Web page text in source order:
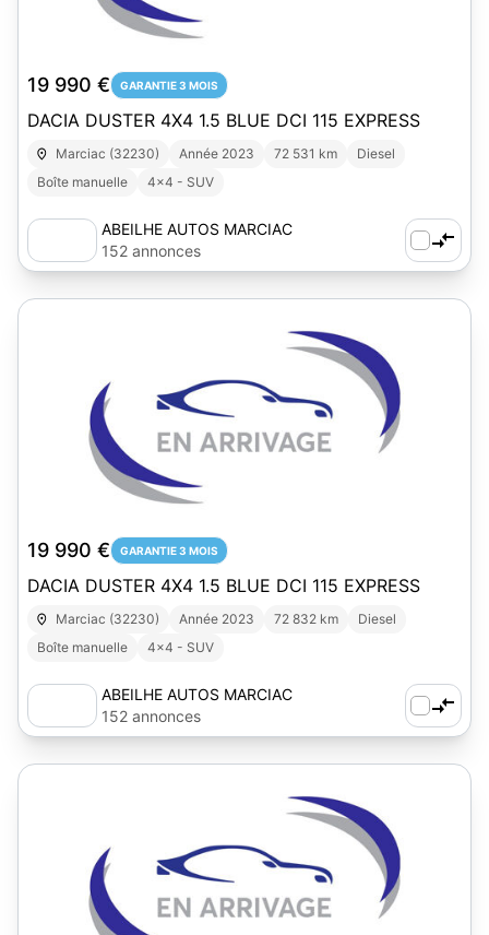
19 990 € GARANTIE 3 MOIS
DACIA DUSTER 4X4 1.5 BLUE DCI 115 EXPRESS
Marciac (32230) Année 2023 72 531 km
Diesel
Boîte manuelle
4x4 - SUV
ABEILHE AUTOS MARCIAC
152 annonces
19 990 € GARANTIE 3 MOIS
DACIA DUSTER 4X4 1.5 BLUE DCI 115 EXPRESS
Marciac (32230) Année 2023 72 832 km
Diesel
Boîte manuelle
4x4 - SUV
ABEILHE AUTOS MARCIAC
152 annonces